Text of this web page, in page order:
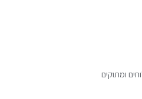
ומתוקים